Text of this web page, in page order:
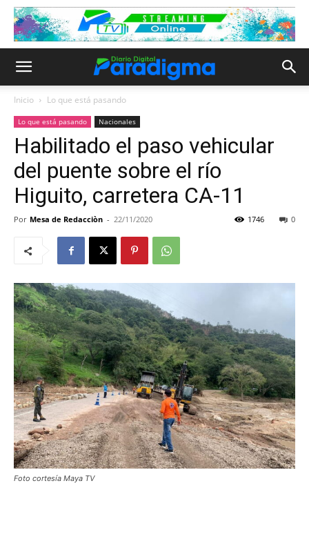
Inicio Lo que está pasando
Lo que está pasando Nacionales
Habilitado el paso vehicular
del puente sobre el río
Higuito, carretera CA-11
Por Mesa de Redacciòn - 22/11/2020 0
1746
Foto cortesía Maya TV